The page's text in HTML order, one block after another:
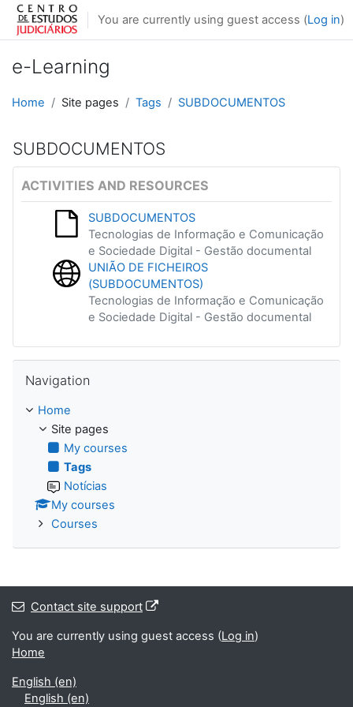
Skip to main content
You are currently using guest access (Log in)
e-Learning
Home Site pages Tags SUBDOCUMENTOS
SUBDOCUMENTOS
ACTIVITIES AND RESOURCES
SUBDOCUMENTOS
Tecnologias de Informação e Comunicação
e Sociedade Digital - Gestão documental
UNIÃO DE FICHEIROS
(SUBDOCUMENTOS)
Tecnologias de Informação e Comunicação
e Sociedade Digital - Gestão documental
Navigation
Home
Site pages
My courses
Tags
Notícias
My courses
Courses
Contact site support
You are currently using guest access (Log in)
Home
English ‎(en)‎
English ‎(en)‎